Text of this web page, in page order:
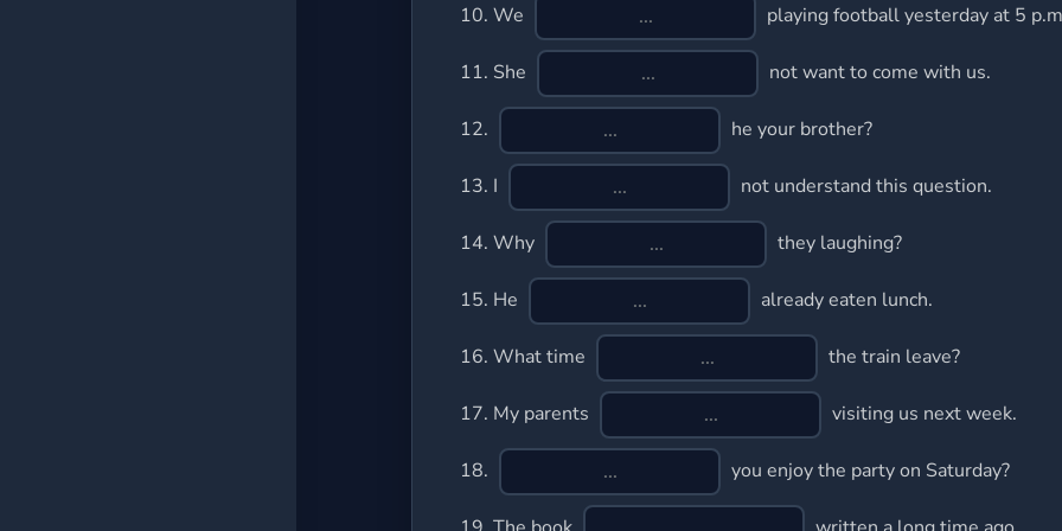
10. We playing football yesterday at 5
11. She not want to come with us.
12. he your brother?
13. I not understand this question.
14. Why they laughing?
15. He already eaten lunch.
16. What time the train leave?
17. My parents visiting us next week.
18. you enjoy the party on Saturday?